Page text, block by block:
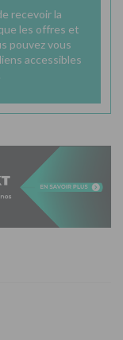
recevoir la
les offres et
pouvez vous
accessibles